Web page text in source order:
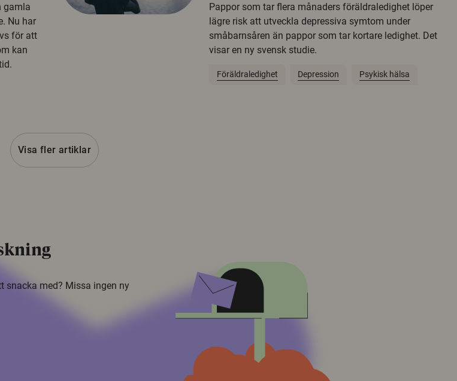
gamla
Nu har
för att
kan
Pappor som tar flera månaders föräldraledighet löper
lägre risk att utveckla depressiva symtom under
småbarnsåren än pappor som tar kortare ledighet. Det
visar en ny svensk studie.
Föräldraledighet Depression Psykisk hälsa
Visa fler artiklar
snacka med? Missa ingen ny